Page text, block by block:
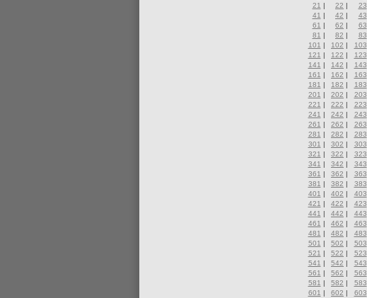
21 | 22 | 23
41 | 42 | 43
61 | 62 | 63
81 | 82 | 83
101 | 102 | 103
121 | 122 | 123
141 | 142 | 143
161 | 162 | 163
181 | 182 | 183
201 | 202 | 203
221 | 222 | 223
241 | 242 | 243
261 | 262 | 263
281 | 282 | 283
301 | 302 | 303
321 | 322 | 323
341 | 342 | 343
361 | 362 | 363
381 | 382 | 383
401 | 402 | 403
421 | 422 | 423
441 | 442 | 443
461 | 462 | 463
481 | 482 | 483
501 | 502 | 503
521 | 522 | 523
541 | 542 | 543
561 | 562 | 563
581 | 582 | 583
601 | 602 | 603